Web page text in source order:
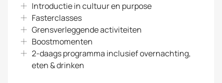
Introductie in cultuur en purpose
Fasterclasses
Grensverleggende activiteiten
Boostmomenten
2-daags programma inclusief overnachting,
eten & drinken